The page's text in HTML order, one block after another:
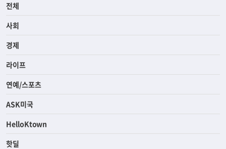
전체
사회
경제
라이프
연예/스포츠
ASK미국
HelloKtown
핫딜